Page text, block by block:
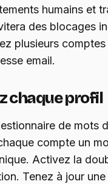
humains et
des blocages
plusieurs
email.
chaque profil
de mots
compte un
Activez la
Tenez à jour